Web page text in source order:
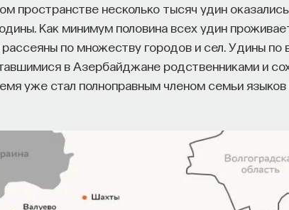
пространстве несколько тысяч удин
Как минимум половина всех удин
рассеяны по множеству городов и сел. Удины
в Азербайджане родственниками и
уже стал полноправным членом семьи языков